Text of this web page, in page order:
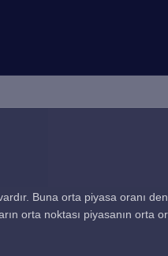
Buna orta piyasa oranı
orta noktası piyasanın orta